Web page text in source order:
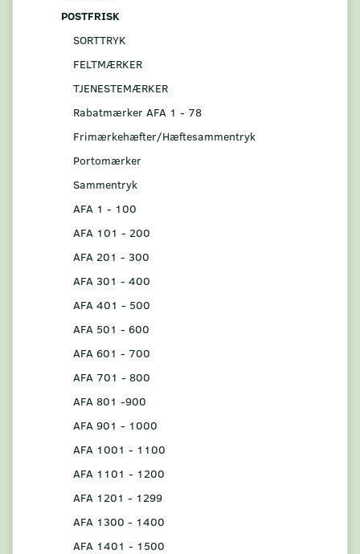
POSTFRISK
SORTTRYK
FELTMÆRKER
TJENESTEMÆRKER
Rabatmærker AFA 1 - 78
Frimærkehæfter/Hæftesammentryk
Portomærker
Sammentryk
AFA 1 - 100
AFA 101 - 200
AFA 201 - 300
AFA 301 - 400
AFA 401 - 500
AFA 501 - 600
AFA 601 - 700
AFA 701 - 800
AFA 801 -900
AFA 901 - 1000
AFA 1001 - 1100
AFA 1101 - 1200
AFA 1201 - 1299
AFA 1300 - 1400
AFA 1401 - 1500